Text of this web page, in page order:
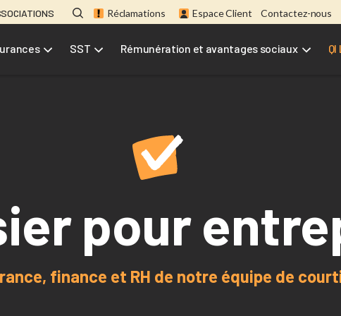
Réclamations Espace Client Contactez-nous
SST Rémunération et avantages sociaux
pour
finance et RH de notre équipe de